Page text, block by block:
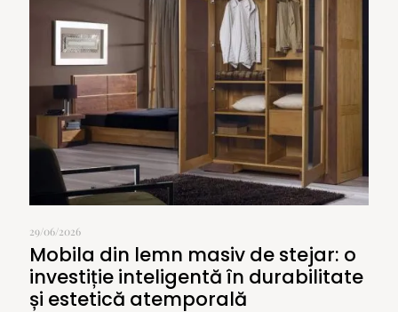
29/06/2026
Mobila din lemn masiv de stejar: o
investiție inteligentă în durabilitate
și estetică atemporală